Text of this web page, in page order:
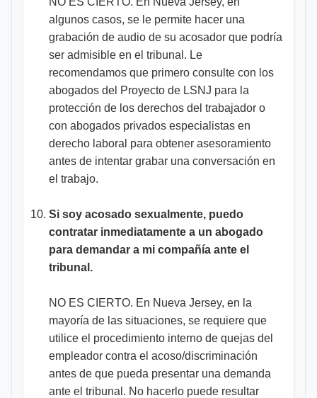
algunos casos, se le permite hacer una
grabación de audio de su acosador que podría
ser admisible en el tribunal. Le
recomendamos que primero consulte con los
abogados del Proyecto de LSNJ para la
protección de los derechos del trabajador o
con abogados privados especialistas en
derecho laboral para obtener asesoramiento
antes de intentar grabar una conversación en
el trabajo.
Si soy acosado sexualmente, puedo
contratar inmediatamente a un abogado
para demandar a mi compañía ante el
tribunal.
NO ES CIERTO. En Nueva Jersey, en la
mayoría de las situaciones, se requiere que
utilice el procedimiento interno de quejas del
empleador contra el acoso/discriminación
antes de que pueda presentar una demanda
ante el tribunal. No hacerlo puede resultar